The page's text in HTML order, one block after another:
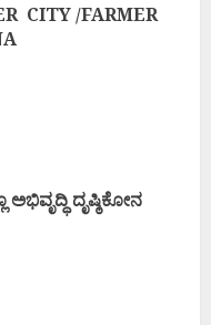
CITY /FARMER
ದೃಷ್ಠಿಕೋನ